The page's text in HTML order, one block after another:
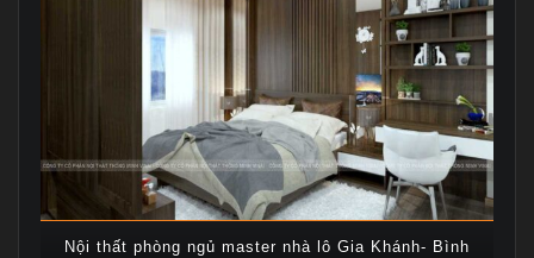
Nội thất phòng ngủ master nhà lô Gia Khánh- Bình